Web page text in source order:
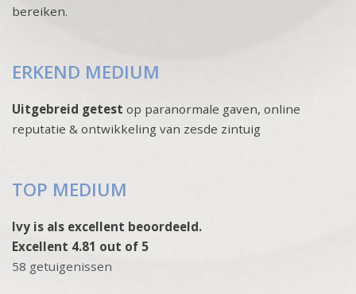
bereiken.
ERKEND MEDIUM
Uitgebreid getest op paranormale gaven, online
reputatie & ontwikkeling van zesde zintuig
TOP MEDIUM
Ivy is als excellent beoordeeld.
Excellent 4.81 out of 5
58 getuigenissen